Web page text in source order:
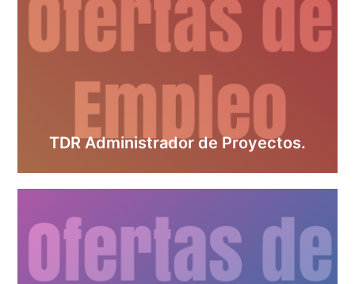
TDR Administrador de Proyectos.